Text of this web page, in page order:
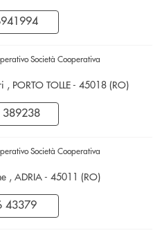
Società Cooperativa
PORTO TOLLE - 45018 (RO)
Società Cooperativa
, ADRIA - 45011 (RO)
43379